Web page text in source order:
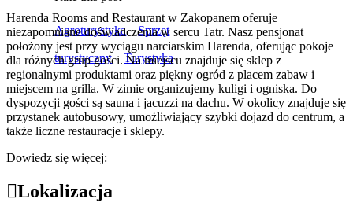
Agroturystyka Sprzęt
turystyczny Turystyka
Harenda Rooms and Restaurant w Zakopanem oferuje
niezapomniane doświadczenia w sercu Tatr. Nasz pensjonat
położony jest przy wyciągu narciarskim Harenda, oferując pokoje
dla różnych grup gości. Na miejscu znajduje się sklep z
regionalnymi produktami oraz piękny ogród z placem zabaw i
miejscem na grilla. W zimie organizujemy kuligi i ogniska. Do
dyspozycji gości są sauna i jacuzzi na dachu. W okolicy znajduje się
przystanek autobusowy, umożliwiający szybki dojazd do centrum, a
także liczne restauracje i sklepy.
Dowiedz się więcej:
Lokalizacja